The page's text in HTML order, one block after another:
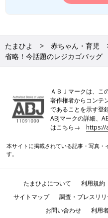
たまひよ 赤ちゃん・育児
省略！今話題のレジカゴバッグ
ＡＢＪマークは、こ
著作権者からコンテ
であることを示す登
ABJマークの詳細、
はこちら→https://
本サイトに掲載されている記事・写真・
す。
たまひよについて 利用規約
サイトマップ
調査・プレスリ
お問い合わせ
利用